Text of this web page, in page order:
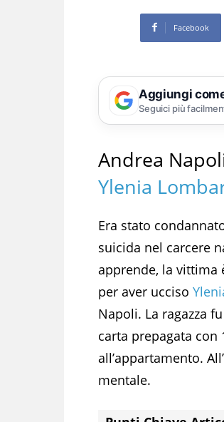
Facebook
Aggiungi
Seguici più
Andrea
Ylenia
Era stato
suicida nel carcere
apprende, la vittima
per aver ucciso
Napoli. La ragazza
carta prepagata
all’appartamento.
mentale.